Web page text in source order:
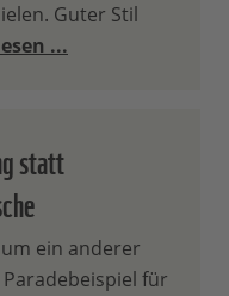
Guter Stil
...
statt
ein anderer
für